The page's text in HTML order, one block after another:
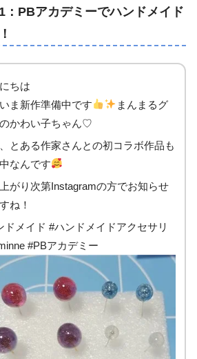
：PBアカデミーでハンドメイド
ちは
ま新作準備中です
まんまるグ
かわい子ちゃん♡
とある作家さんとの初コラボ作品も
なんです
がり次第Instagramの方でお知らせ
ね！
ドメイド #ハンドメイドアクセサリ
#PBアカデミー